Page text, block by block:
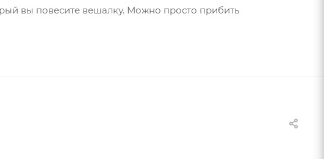
вы повесите вешалку. Можно просто прибить